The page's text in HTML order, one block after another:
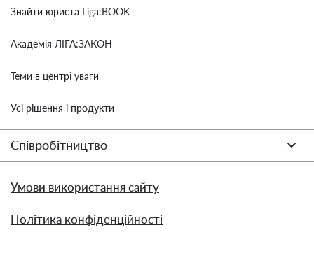
Знайти юриста Liga:BOOK
Академія ЛІГА:ЗАКОН
Теми в центрі уваги
Усі рішення і продукти
Співробітництво
Умови використання сайту
Політика конфіденційності